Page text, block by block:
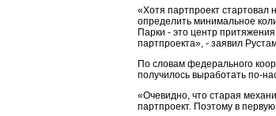
«Хотя партпроект стартовал
определить минимальное
Парки - это центр
партпроекта», - заявил
По словам федерального
получилось выработать по-
«Очевидно, что старая
партпроект. Поэтому в